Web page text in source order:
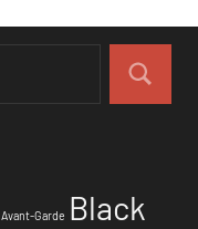
Avant-Garde Black